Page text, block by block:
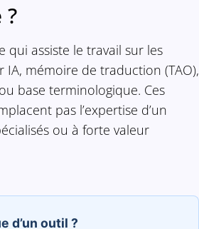
qui assiste le travail sur les
mémoire de traduction (TAO),
base terminologique. Ces
pas l’expertise d’un
ou à forte valeur
d’un outil ?